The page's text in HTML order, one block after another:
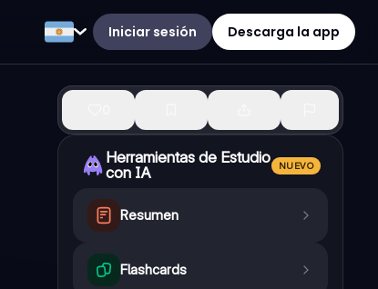
Iniciar sesión Descarga la app
Herramientas de Estudio
con IA
NUEVO
Resumen
Flashcards